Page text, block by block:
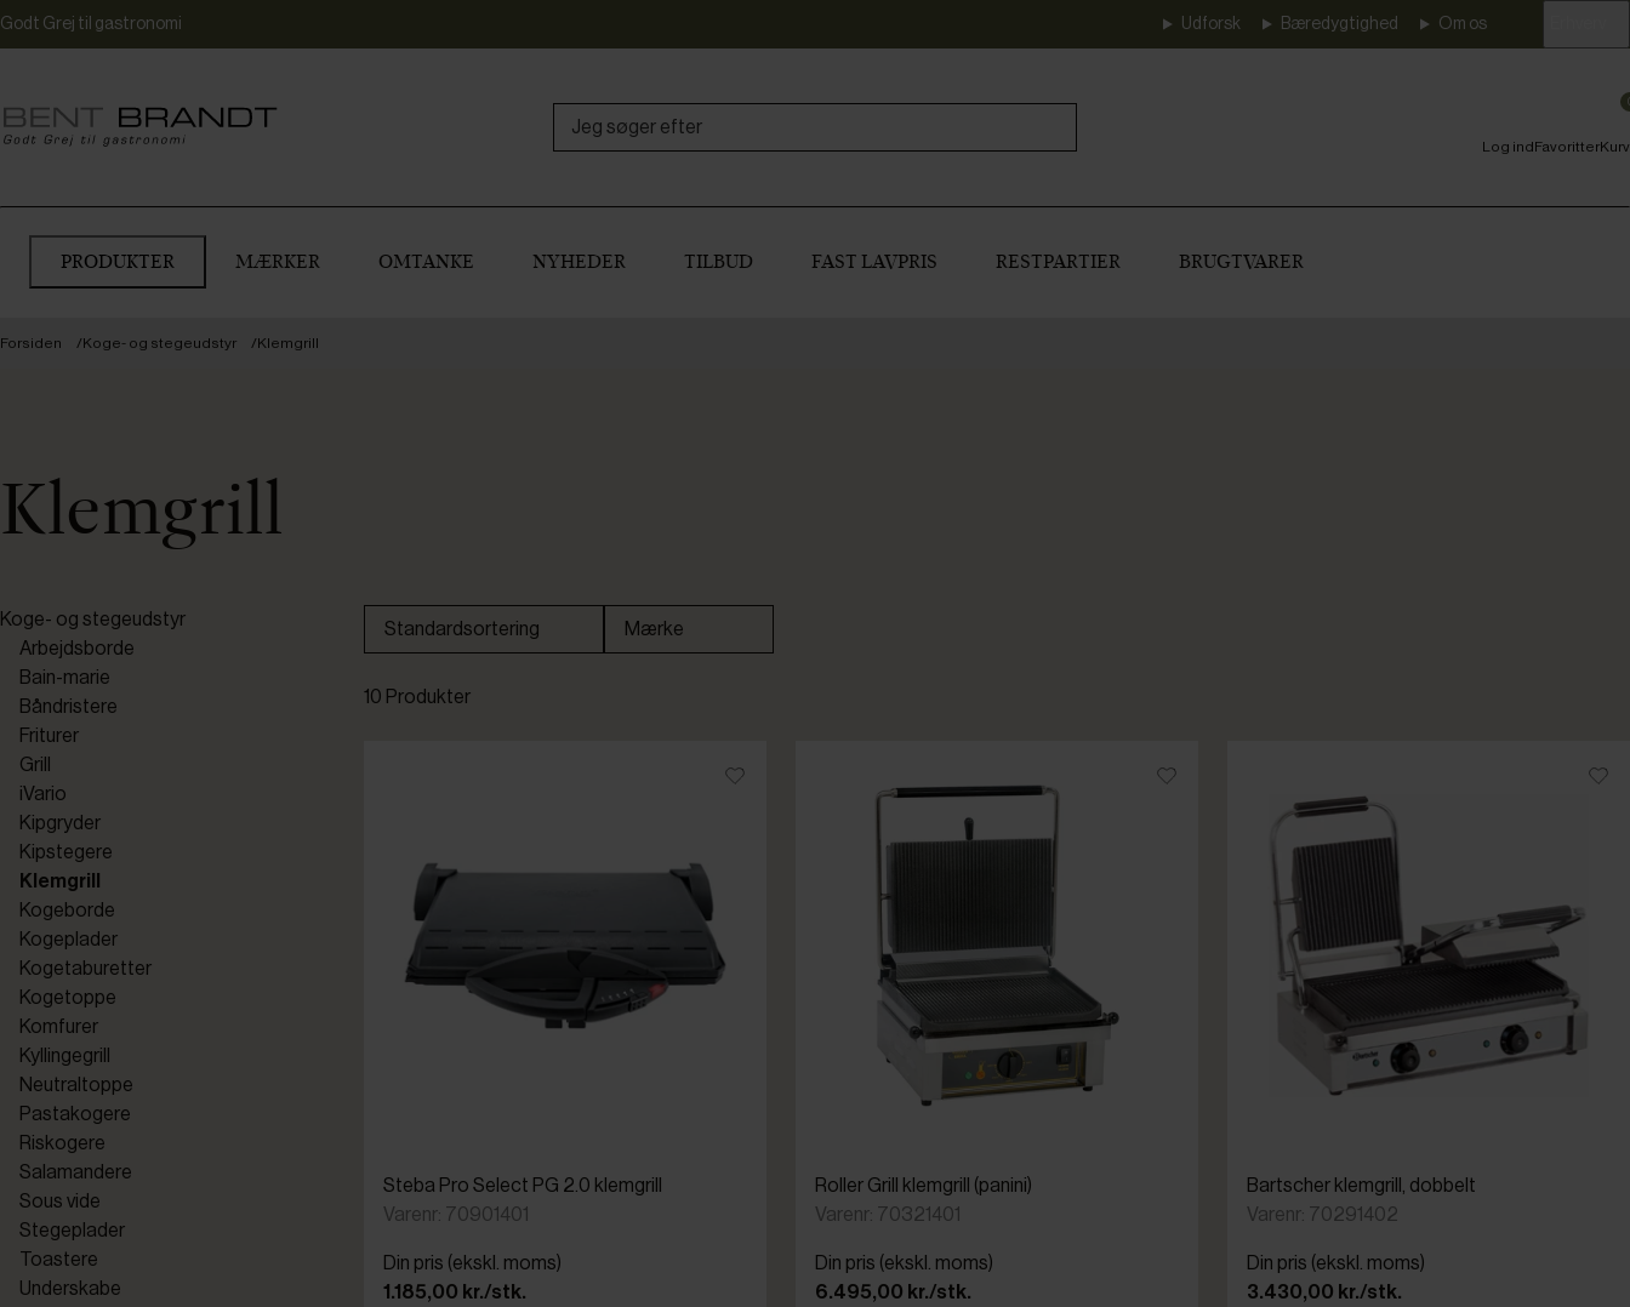
Godt Grej til gastronomi Udforsk Bæredygtighed Om os
Log indFavoritterKurv
PRODUKTER MÆRKER OMTANKE NYHEDER TILBUD FAST LAVPRIS RESTPARTIER BRUGTVARER
Forsiden Koge- og stegeudstyr Klemgrill
Klemgrill
Koge- og stegeudstyr
Arbejdsborde
Bain-marie
Båndristere
Friturer
Grill
iVario
Kipgryder
Kipstegere
Klemgrill
Kogeborde
Kogeplader
Kogetaburetter
Kogetoppe
Komfurer
Kyllingegrill
Neutraltoppe
Pastakogere
Riskogere
Salamandere
Sous vide
Stegeplader
Toastere
Underskabe
Standardsortering Mærke
10 Produkter
Steba Pro Select PG 2.0 klemgrill
Varenr: 70901401
Din pris (ekskl. moms)
1.185,00 kr./stk.
Roller Grill klemgrill (panini)
Varenr: 70321401
Din pris (ekskl. moms)
6.495,00 kr./stk.
Bartscher klemgrill, dobbelt
Varenr: 70291402
Din pris (ekskl. moms)
3.430,00 kr./stk.